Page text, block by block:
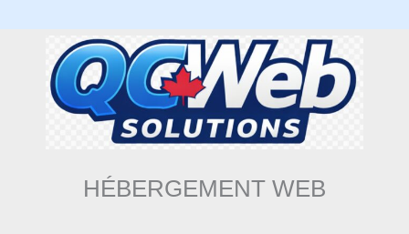
HÉBERGEMENT WEB